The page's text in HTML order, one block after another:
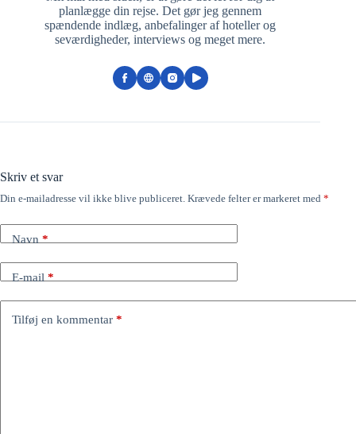
planlægge din rejse. Det gør jeg gennem
spændende indlæg, anbefalinger af hoteller og
seværdigheder, interviews og meget mere.
Skriv et svar
Din e-mailadresse vil ikke blive publiceret. Krævede felter er markeret med *
Navn*
E-mail*
Tilføj en kommentar *